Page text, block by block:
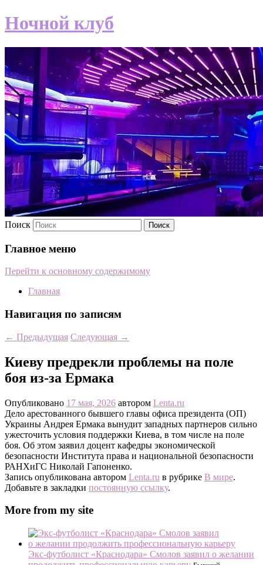
Ночной клуб
Поиск
Главное меню
Перейти к основному содержимому
Главная
Навигация по записям
← Предыдущая Следующая →
Киеву предрекли проблемы на поле
боя из-за Ермака
Опубликовано 17 мая, 2026 автором Lenta.ru
Дело арестованного бывшего главы офиса президента (ОП)
Украины Андрея Ермака вынудит западных партнеров сильно
ужесточить условия поддержки Киева, в том числе на поле
боя. Об этом заявил доцент кафедры экономической
безопасности Института права и национальной безопасности
РАНХиГС Николай Гапоненко.
Запись опубликована автором Lenta.ru в рубрике В мире.
Добавьте в закладки постоянную ссылку.
More from my site
Экс‑футболист «Краснодара» Смолов заявил о желании